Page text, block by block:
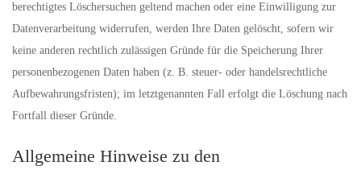
berechtigtes Löschersuchen geltend machen oder eine Einwilligung zur
Datenverarbeitung widerrufen, werden Ihre Daten gelöscht, sofern wir
keine anderen rechtlich zulässigen Gründe für die Speicherung Ihrer
personenbezogenen Daten haben (z. B. steuer- oder handelsrechtliche
Aufbewahrungsfristen); im letztgenannten Fall erfolgt die Löschung nach
Fortfall dieser Gründe.
Allgemeine Hinweise zu den